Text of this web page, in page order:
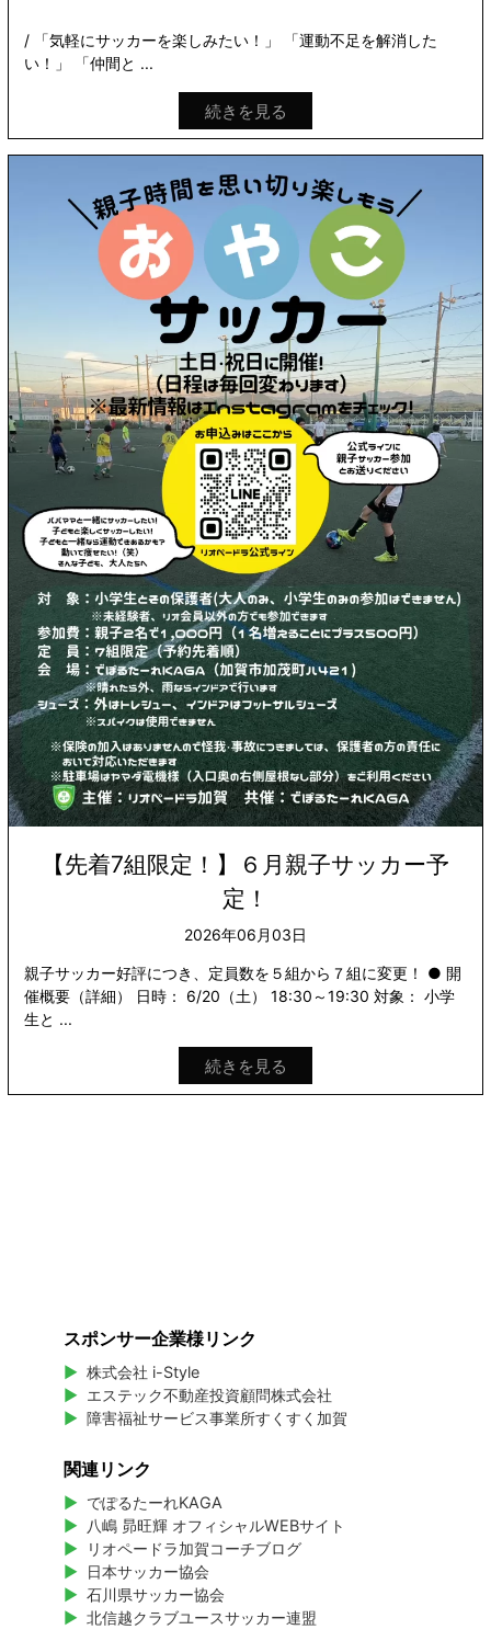
/ 「気軽にサッカーを楽しみたい！」 「運動不足を解消した
い！」 「仲間と ...
続きを見る
【先着7組限定！】６月親子サッカー予
定！
2026年06月03日
親子サッカー好評につき、定員数を５組から７組に変更！ ● 開
催概要（詳細） 日時： 6/20（土） 18:30～19:30 対象： 小学
生と ...
続きを見る
スポンサー企業様リンク
株式会社 i-Style
エステック不動産投資顧問株式会社
障害福祉サービス事業所すくすく加賀
関連リンク
でぽるたーれKAGA
八嶋 昴旺輝 オフィシャルWEBサイト
リオペードラ加賀コーチブログ
日本サッカー協会
石川県サッカー協会
北信越クラブユースサッカー連盟